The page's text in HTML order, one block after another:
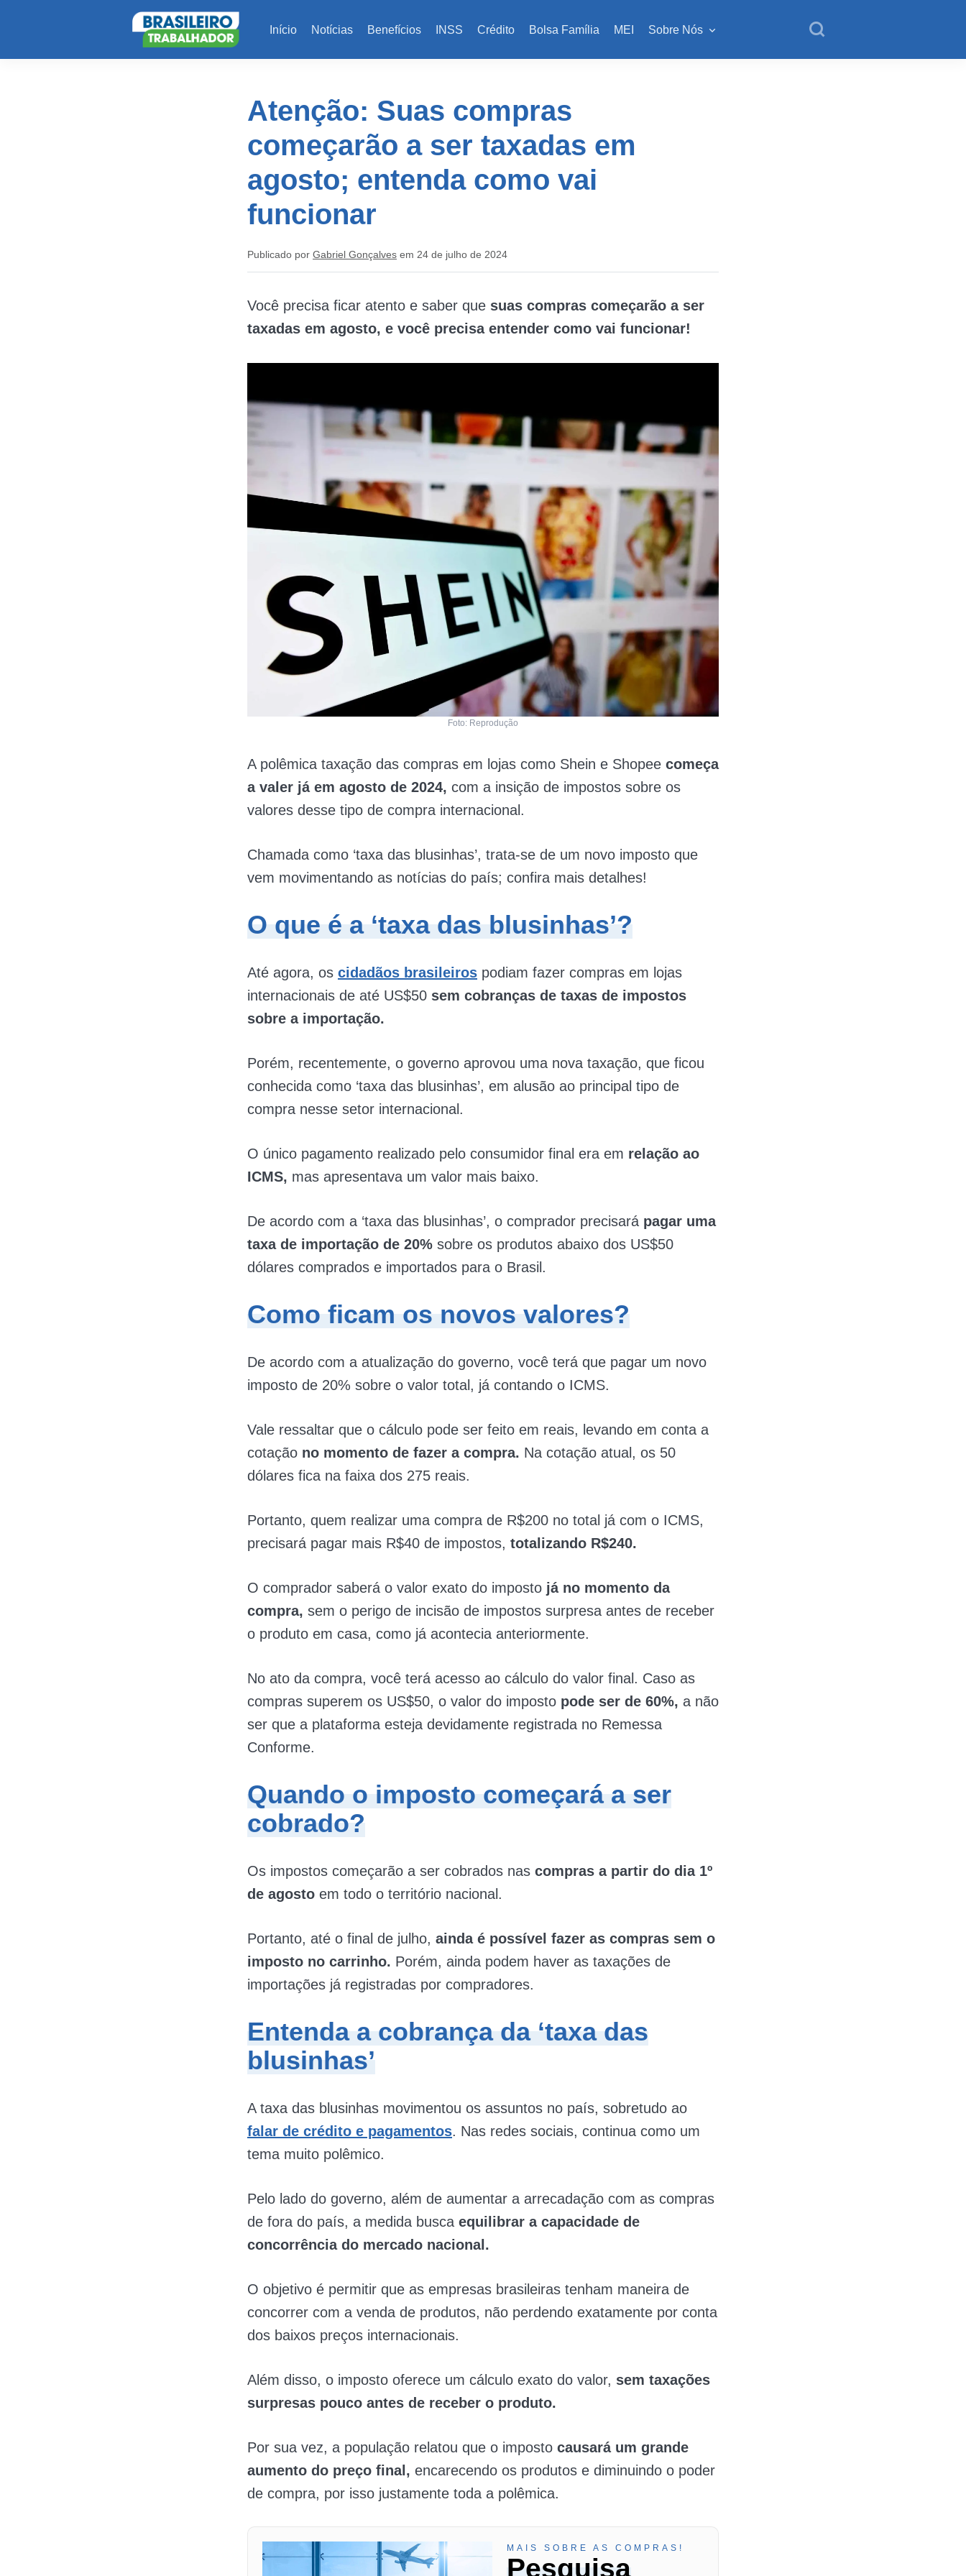
Início Notícias Benefícios INSS Crédito Bolsa Família MEI Sobre Nós
Atenção: Suas compras
começarão a ser taxadas em
agosto; entenda como vai
funcionar
Publicado por Gabriel Gonçalves em 24 de julho de 2024
Você precisa ficar atento e saber que suas compras começarão a ser
taxadas em agosto, e você precisa entender como vai funcionar!
Foto: Reprodução
A polêmica taxação das compras em lojas como Shein e Shopee começa
a valer já em agosto de 2024, com a insição de impostos sobre os
valores desse tipo de compra internacional.
Chamada como ‘taxa das blusinhas’, trata-se de um novo imposto que
vem movimentando as notícias do país; confira mais detalhes!
O que é a ‘taxa das blusinhas’?
Até agora, os cidadãos brasileiros podiam fazer compras em lojas
internacionais de até US$50 sem cobranças de taxas de impostos
sobre a importação.
Porém, recentemente, o governo aprovou uma nova taxação, que ficou
conhecida como ‘taxa das blusinhas’, em alusão ao principal tipo de
compra nesse setor internacional.
O único pagamento realizado pelo consumidor final era em relação ao
ICMS, mas apresentava um valor mais baixo.
De acordo com a ‘taxa das blusinhas’, o comprador precisará pagar uma
taxa de importação de 20% sobre os produtos abaixo dos US$50
dólares comprados e importados para o Brasil.
Como ficam os novos valores?
De acordo com a atualização do governo, você terá que pagar um novo
imposto de 20% sobre o valor total, já contando o ICMS.
Vale ressaltar que o cálculo pode ser feito em reais, levando em conta a
cotação no momento de fazer a compra. Na cotação atual, os 50
dólares fica na faixa dos 275 reais.
Portanto, quem realizar uma compra de R$200 no total já com o ICMS,
precisará pagar mais R$40 de impostos, totalizando R$240.
O comprador saberá o valor exato do imposto já no momento da
compra, sem o perigo de incisão de impostos surpresa antes de receber
o produto em casa, como já acontecia anteriormente.
No ato da compra, você terá acesso ao cálculo do valor final. Caso as
compras superem os US$50, o valor do imposto pode ser de 60%, a não
ser que a plataforma esteja devidamente registrada no Remessa
Conforme.
Quando o imposto começará a ser
cobrado?
Os impostos começarão a ser cobrados nas compras a partir do dia 1º
de agosto em todo o território nacional.
Portanto, até o final de julho, ainda é possível fazer as compras sem o
imposto no carrinho. Porém, ainda podem haver as taxações de
importações já registradas por compradores.
Entenda a cobrança da ‘taxa das
blusinhas’
A taxa das blusinhas movimentou os assuntos no país, sobretudo ao
falar de crédito e pagamentos. Nas redes sociais, continua como um
tema muito polêmico.
Pelo lado do governo, além de aumentar a arrecadação com as compras
de fora do país, a medida busca equilibrar a capacidade de
concorrência do mercado nacional.
O objetivo é permitir que as empresas brasileiras tenham maneira de
concorrer com a venda de produtos, não perdendo exatamente por conta
dos baixos preços internacionais.
Além disso, o imposto oferece um cálculo exato do valor, sem taxações
surpresas pouco antes de receber o produto.
Por sua vez, a população relatou que o imposto causará um grande
aumento do preço final, encarecendo os produtos e diminuindo o poder
de compra, por isso justamente toda a polêmica.
MAIS SOBRE AS COMPRAS!
Pesquisa